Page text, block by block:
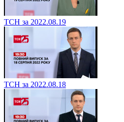
ТСН за 2022.08.19
ТСН за 2022.08.18